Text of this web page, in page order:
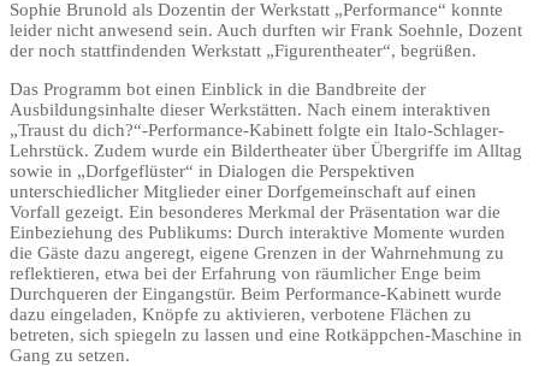
Sophie Brunold als Dozentin der Werkstatt „Performance“ konnte
leider nicht anwesend sein. Auch durften wir Frank Soehnle, Dozent
der noch stattfindenden Werkstatt „Figurentheater“, begrüßen.
Das Programm bot einen Einblick in die Bandbreite der
Ausbildungsinhalte dieser Werkstätten. Nach einem interaktiven
„Traust du dich?“-Performance-Kabinett folgte ein Italo-Schlager-
Lehrstück. Zudem wurde ein Bildertheater über Übergriffe im Alltag
sowie in „Dorfgeflüster“ in Dialogen die Perspektiven
unterschiedlicher Mitglieder einer Dorfgemeinschaft auf einen
Vorfall gezeigt. Ein besonderes Merkmal der Präsentation war die
Einbeziehung des Publikums: Durch interaktive Momente wurden
die Gäste dazu angeregt, eigene Grenzen in der Wahrnehmung zu
reflektieren, etwa bei der Erfahrung von räumlicher Enge beim
Durchqueren der Eingangstür. Beim Performance-Kabinett wurde
dazu eingeladen, Knöpfe zu aktivieren, verbotene Flächen zu
betreten, sich spiegeln zu lassen und eine Rotkäppchen-Maschine in
Gang zu setzen.